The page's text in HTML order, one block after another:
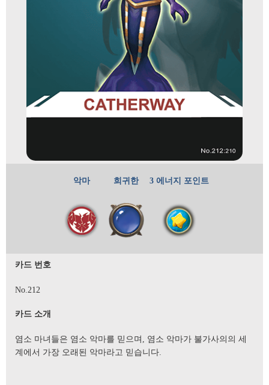
악마 희귀한 3 에너지 포인트
카드 번호
No.212
카드 소개
염소 마녀들은 염소 악마를 믿으며, 염소 악마가 불가사의의 세
계에서 가장 오래된 악마라고 믿습니다.